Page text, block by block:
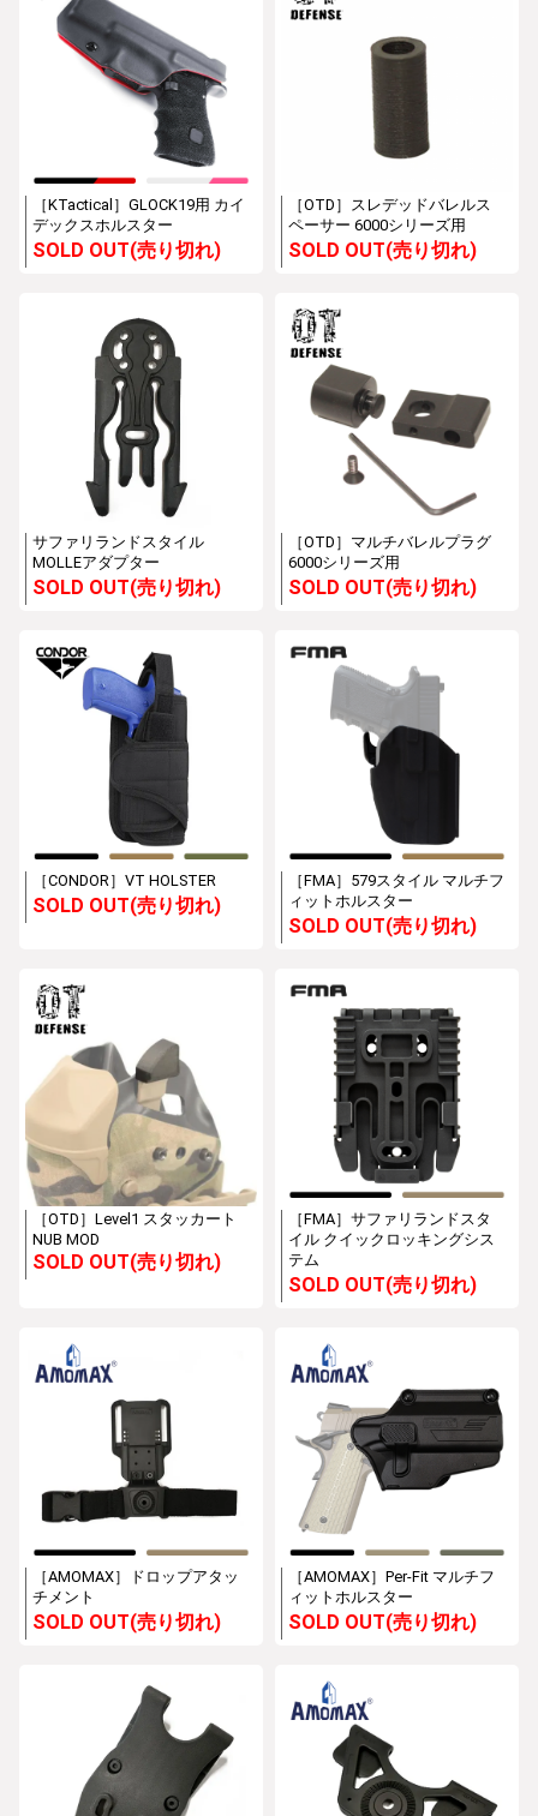
［KTactical］GLOCK19用 カイ
デックスホルスター
SOLD OUT(売り切れ)
［OTD］スレデッドバレルス
ペーサー 6000シリーズ用
SOLD OUT(売り切れ)
サファリランドスタイル
MOLLEアダプター
SOLD OUT(売り切れ)
［OTD］マルチバレルプラグ
6000シリーズ用
SOLD OUT(売り切れ)
［CONDOR］VT HOLSTER
SOLD OUT(売り切れ)
［FMA］579スタイル マルチフ
ィットホルスター
SOLD OUT(売り切れ)
［OTD］Level1 スタッカート
NUB MOD
SOLD OUT(売り切れ)
［FMA］サファリランドスタ
イル クイックロッキングシス
テム
SOLD OUT(売り切れ)
［AMOMAX］ドロップアタッ
チメント
SOLD OUT(売り切れ)
［AMOMAX］Per-Fit マルチフ
ィットホルスター
SOLD OUT(売り切れ)